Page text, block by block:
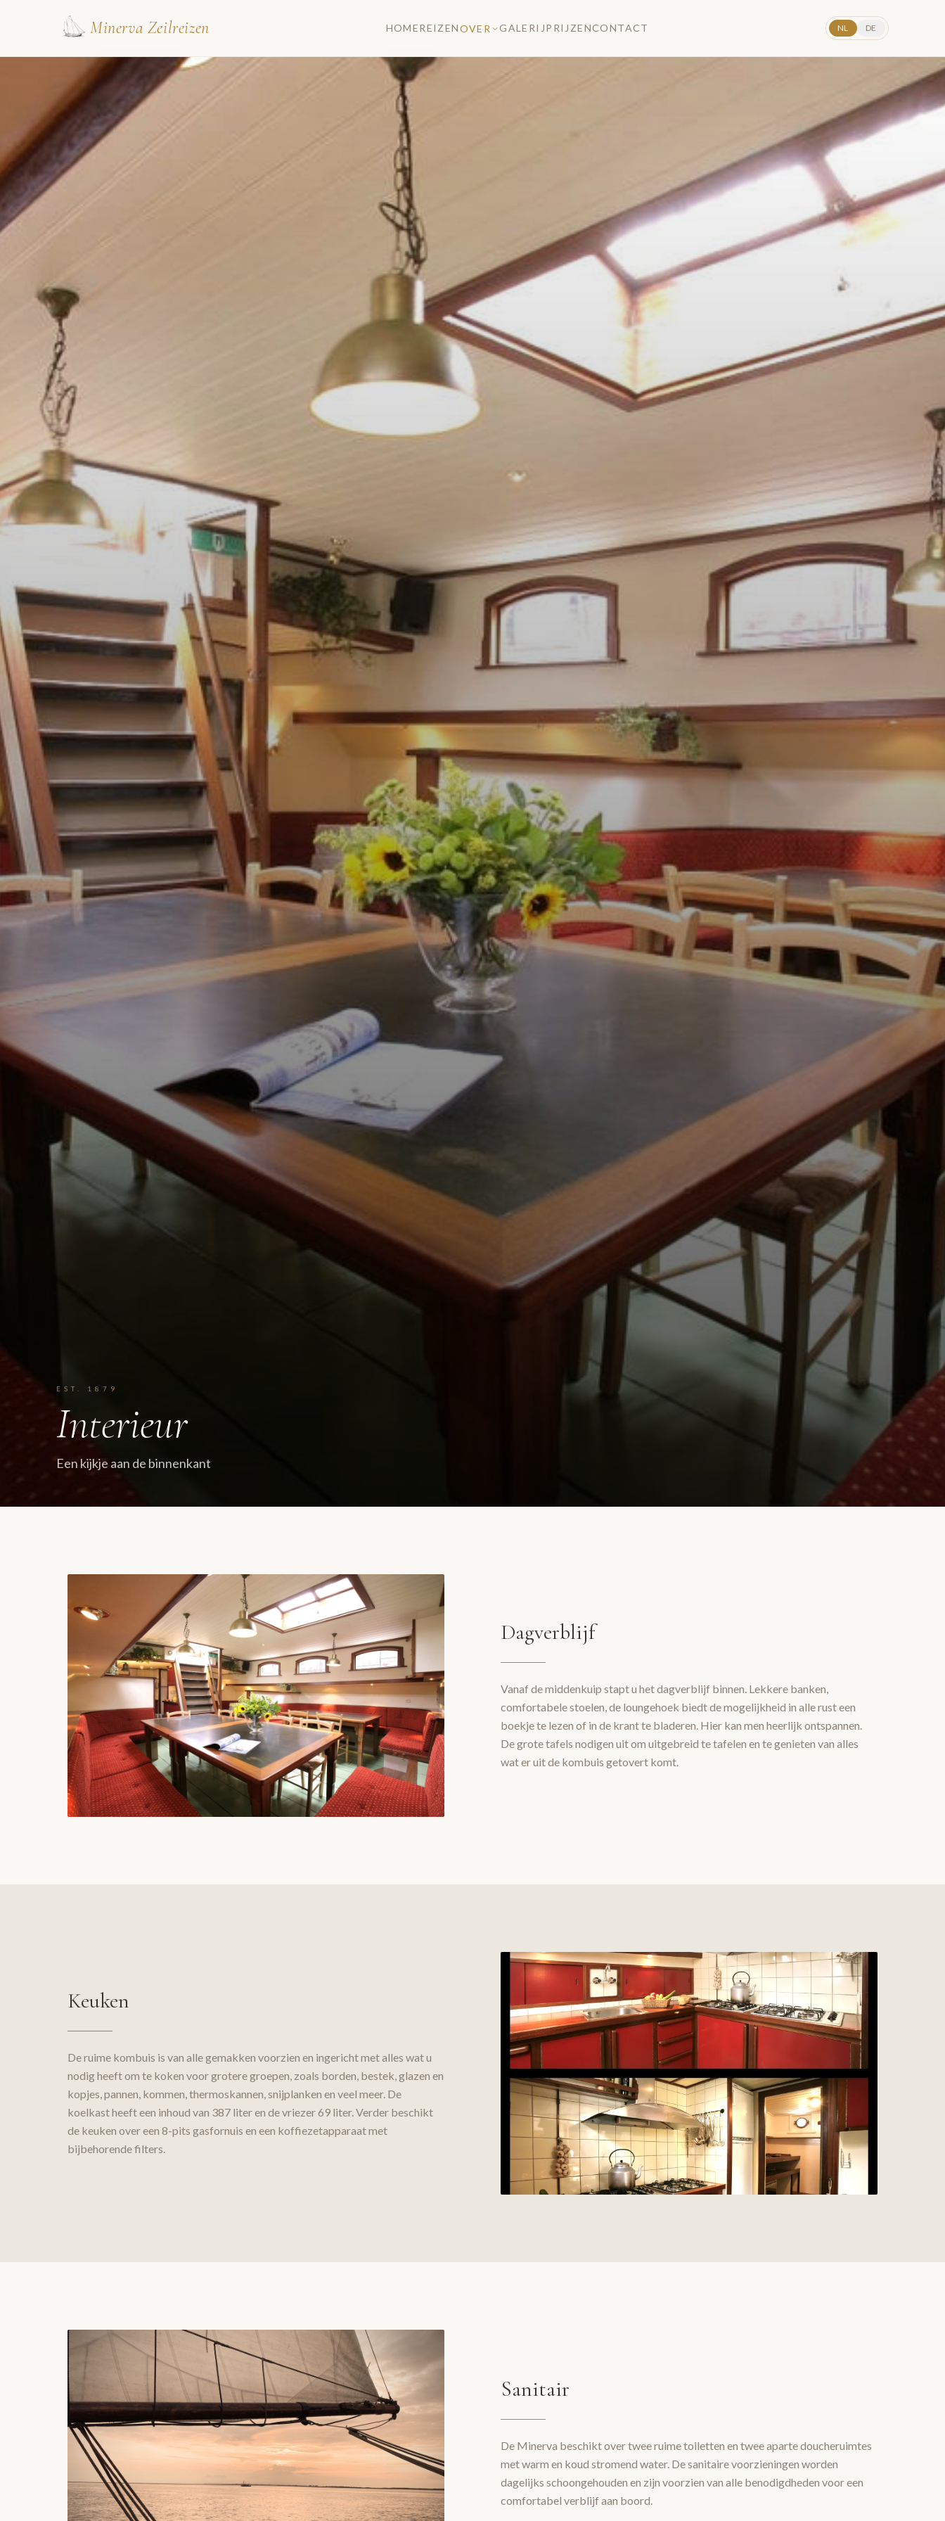
Minerva Zeilreizen HOMEREIZENOVER GALERIJPRIJZENCONTACT NL DE
EST. 1879
Interieur
Een kijkje aan de binnenkant
Dagverblijf
Vanaf de middenkuip stapt u het dagverblijf binnen. Lekkere banken,
comfortabele stoelen, de loungehoek biedt de mogelijkheid in alle rust een
boekje te lezen of in de krant te bladeren. Hier kan men heerlijk ontspannen.
De grote tafels nodigen uit om uitgebreid te tafelen en te genieten van alles
wat er uit de kombuis getovert komt.
Keuken
De ruime kombuis is van alle gemakken voorzien en ingericht met alles wat u
nodig heeft om te koken voor grotere groepen, zoals borden, bestek, glazen en
kopjes, pannen, kommen, thermoskannen, snijplanken en veel meer. De
koelkast heeft een inhoud van 387 liter en de vriezer 69 liter. Verder beschikt
de keuken over een 8-pits gasfornuis en een koffiezetapparaat met
bijbehorende filters.
Sanitair
De Minerva beschikt over twee ruime toiletten en twee aparte doucheruimtes
met warm en koud stromend water. De sanitaire voorzieningen worden
dagelijks schoongehouden en zijn voorzien van alle benodigdheden voor een
comfortabel verblijf aan boord.